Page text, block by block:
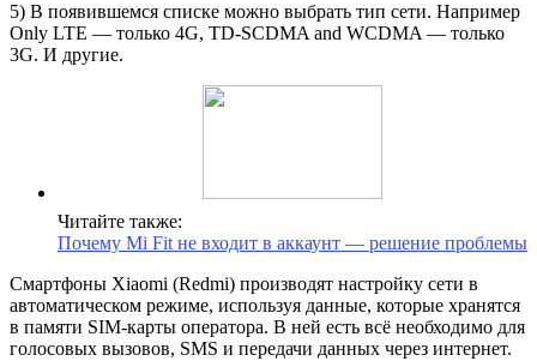
5) В появившемся списке можно выбрать тип сети. Например
Only LTE — только 4G, TD-SCDMA and WCDMA — только
3G. И другие.
Читайте также:
Почему Mi Fit не входит в аккаунт — решение проблемы
Смартфоны Xiaomi (Redmi) производят настройку сети в
автоматическом режиме, используя данные, которые хранятся
в памяти SIM-карты оператора. В ней есть всё необходимо для
голосовых вызовов, SMS и передачи данных через интернет.